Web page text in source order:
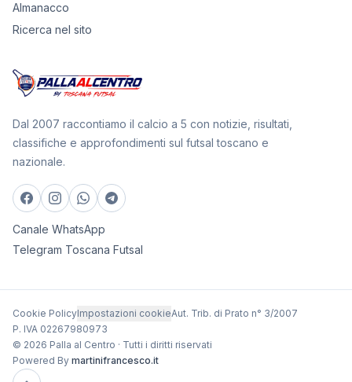
Almanacco
Ricerca nel sito
Dal 2007 raccontiamo il calcio a 5 con notizie, risultati,
classifiche e approfondimenti sul futsal toscano e
nazionale.
Canale WhatsApp
Telegram Toscana Futsal
Cookie PolicyImpostazioni cookieAut. Trib. di Prato n° 3/2007
P. IVA 02267980973
© 2026 Palla al Centro · Tutti i diritti riservati
Powered By martinifrancesco.it